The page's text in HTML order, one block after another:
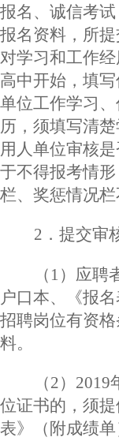
报名、诚信考
报名资料，所提
对学习和工作
高中开始，填
单位工作学习
历，须填写清
用人单位审核
于不得报考情
栏、奖惩情况栏
2．提交审
（ 1）应聘
户口本、《报
招聘岗位有资
料。
（2）2019
位证书的，须
表》（附成绩